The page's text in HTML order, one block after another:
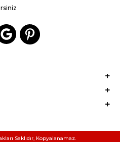
Saklıdır, Kopyalanamaz.